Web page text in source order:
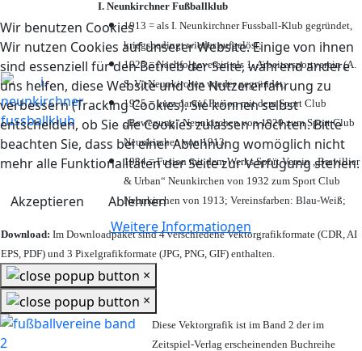
Wir benutzen Cookies
Wir nutzen Cookies auf unserer Website. Einige von ihnen
sind essenziell für den Betrieb der Seite, während andere
uns helfen, diese Website und die Nutzererfahrung zu
verbessern (Tracking Cookies). Sie können selbst
entscheiden, ob Sie die Cookies zulassen möchten. Bitte
beachten Sie, dass bei einer Ablehnung womöglich nicht
mehr alle Funktionalitäten der Seite zur Verfügung stehen.
Akzeptieren
Ablehnen
Weitere Informationen
I. Neunkirchner Fußballklub
1913 = als I. Neunkirchner Fussball-Klub gegründet,
kriegsbedingt wieder aufgelöst;
1925 = Nachfolgeverein als 1. Arbeitersportverein (A.
S. V.) Neunkirchen wieder gegründet;
1925 = kurz darauf Fusion mit dem Sport Club
„Bewegung“ Neunkirchen von 1920 zum Sport Club
Neunkirchen von 1913;
1984 = Fusion mit dem Werks Sport Verein „Brevillier
& Urban“ Neunkirchen von 1932 zum Sport Club
Neunkirchen von 1913; Vereinsfarben: Blau-Weiß;
Download: Im Downloadpaket sind 4 verschiedene Vektorgrafikformate (CDR, AI
EPS, PDF) und 3 Pixelgrafikformate (JPG, PNG, GIF) enthalten.
×
×
Diese Vektorgrafik ist im Band 2 der im
Zeitspiel-Verlag erscheinenden Buchreihe